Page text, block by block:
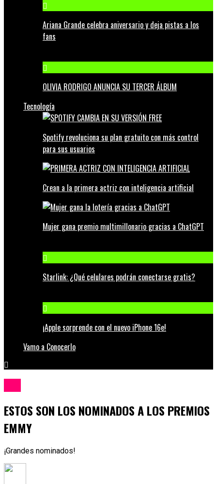
Ariana Grande celebra aniversario y deja pistas a los
fans
OLIVIA RODRIGO ANUNCIA SU TERCER ÁLBUM
Tecnología
Spotify revoluciona su plan gratuito con más control
para sus usuarios
Crean a la primera actriz con inteligencia artificial
Mujer gana premio multimillonario gracias a ChatGPT
Starlink: ¿Qué celulares podrán conectarse gratis?
¡Apple sorprende con el nuevo iPhone 16e!
Vamo a Conocerlo
ESTOS SON LOS NOMINADOS A LOS PREMIOS
EMMY
¡Grandes nominados!